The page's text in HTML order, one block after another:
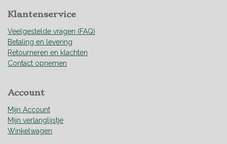
3
8
8
s
t
r
e
n
Klantenservice
Veelgestelde vragen (FAQ)
Betaling en levering
Retourneren en klachten
Contact opnemen
Account
Mijn Account
Mijn verlanglijstje
Winkelwagen